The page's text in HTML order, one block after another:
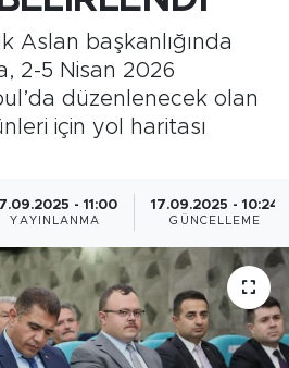
Aslan başkanlığında
2-5 Nisan 2026
düzenlenecek olan
için yol haritası
- 11:00
YAYINLANMA
17.09.2025 - 10:24
GÜNCELLEME